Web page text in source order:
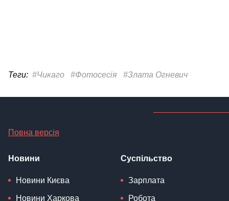
Теги: #Чикаго #Фотосесія #Злата Огневич
Повна версія
Новини
Новини Києва
Новини Харкова
Суспільство
Зарплата
Робота